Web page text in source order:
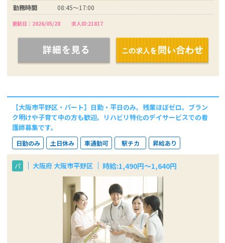
勤務時間
08:45～17:00
更新日：2026/05/28 求人ID:21817
【大阪市平野区・パート】日勤・平日のみ。残業ほぼゼロ。ブラン
ク明けや子育て中の方も歓迎。リハビリ特化のデイサービスでの看
護師募集です。
日勤のみ 土日休み 車通勤可 駅チカ 昇給あり
パ 大阪府 大阪市平野区 時給:1,490円〜1,640円